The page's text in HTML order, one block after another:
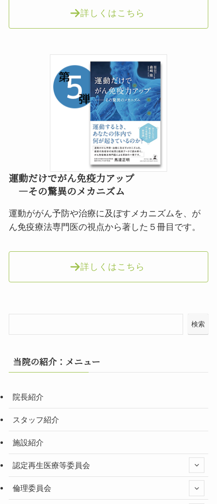
詳しくはこちら
運動だけでがん免疫力アップ
―その驚異のメカニズム
運動ががん予防や治療に及ぼすメカニズムを、が
ん免疫療法専門医の視点から著した５冊目です。
詳しくはこちら
検索
当院の紹介：メニュー
院長紹介
スタッフ紹介
施設紹介
認定再生医療等委員会
倫理委員会